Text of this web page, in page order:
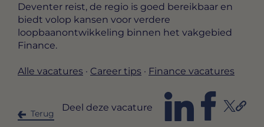
Deventer reist, de regio is goed bereikbaar en
biedt volop kansen voor verdere
loopbaanontwikkeling binnen het vakgebied
Finance.
Alle vacatures · Career tips · Finance vacatures
Terug
Deel deze vacature